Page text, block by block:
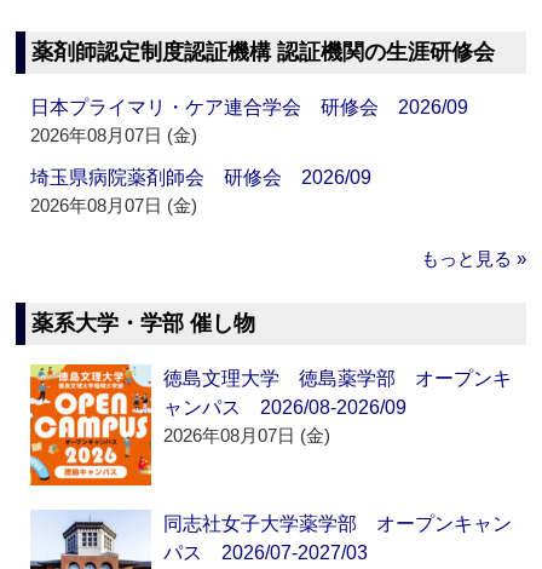
薬剤師認定制度認証機構 認証機関の生涯研修会
日本プライマリ・ケア連合学会 研修会 2026/09
2026年08月07日 (金)
埼玉県病院薬剤師会 研修会 2026/09
2026年08月07日 (金)
もっと見る »
薬系大学・学部 催し物
徳島文理大学 徳島薬学部 オープンキ
ャンパス 2026/08-2026/09
2026年08月07日 (金)
同志社女子大学薬学部 オープンキャン
パス 2026/07-2027/03